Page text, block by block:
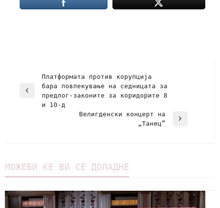
Платформата против корупција
бара повлекување на седницата за
предлог-законите за коридорите 8
и 10-д
Велигденски концерт на
„Танец“
МОЖЕБИ ЌЕ ВИ СЕ ДОПАДНЕ